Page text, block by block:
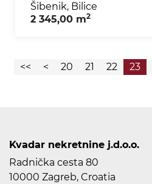
Šibenik, Bilice
2 345,00 m2
<< < 20 21 22 23
Kvadar nekretnine j.d.o.o.
Radnička cesta 80
10000 Zagreb, Croatia